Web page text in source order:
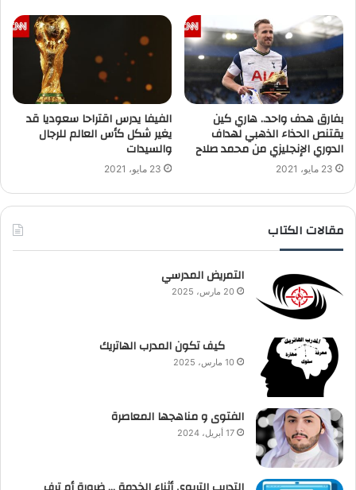
بفارق هدف واحد.. هاري كين
يقتنص الحذاء الذهبي لهداف
الدوري الإنجليزي من محمد صلاح
23 مايو، 2021
الفيفا يدرس اقتراحا سعوديا قد
يغير شكل كأس العالم للرجال
والسيدات
23 مايو، 2021
مقالات الكتاب
التمريض المدرسي
20 مارس، 2025
كيف تكون المدرب الهاتريك
10 مارس، 2025
الفتوى و مناهجها المعاصرة
17 أبريل، 2024